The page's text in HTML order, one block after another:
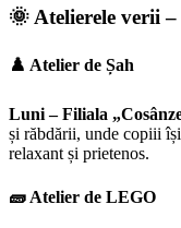
🌞 Atelierele verii
♟️ Atelier de Șah
Luni – Filiala
și răbdării, unde copiii
relaxant și prietenos.
🧱 Atelier de LEGO